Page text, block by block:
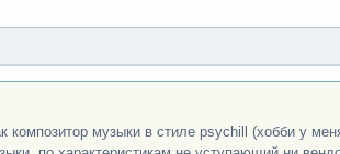
музыки в стиле psychill (хобби у